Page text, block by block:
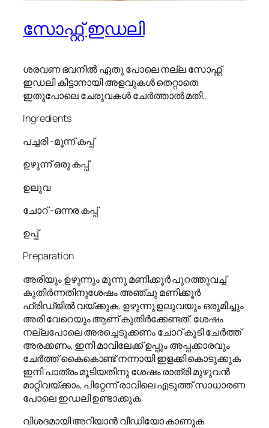
സോഫ്റ്റ് ഇഡലി
ശരവണ ഭവനിൽ ഏതു പോലെ നല്ല സോഫ്റ്റ്
ഇഡലി കിട്ടാനായി അളവുകൾ തെറ്റാതെ
ഇതുപോലെ ചേരുവകൾ ചേർത്താൽ മതി..
Ingredients
പച്ചരി -മൂന്ന് കപ്പ്
ഉഴുന്ന് ഒരു കപ്പ്
ഉലുവ
ചോറ് -ഒന്നര കപ്പ്
ഉപ്പ്
Preparation
അരിയും ഉഴുന്നും മൂന്നു മണിക്കൂർ പുറത്തുവച്ച്
കുതിർന്നതിനുശേഷം അഞ്ചു മണിക്കൂർ
ഫ്രിഡ്ജിൽ വയ്ക്കുക, ഉഴുന്നു ഉലുവയും ഒരുമിച്ചും
അരി വേറെയും ആണ് കുതിർക്കേണ്ടത്, ശേഷം
നല്ലപോലെ അരച്ചെടുക്കണം ചോറ് കൂടി ചേർത്ത്
അരക്കണം, ഇനി മാവിലേക്ക് ഉപ്പും അപ്പക്കാരവും
ചേർത്ത് കൈകൊണ്ട് നന്നായി ഇളക്കി കൊടുക്കുക
ഇനി പാത്രം മൂടിയതിനു ശേഷം രാത്രി മുഴുവൻ
മാറ്റിവയ്ക്കാം, പിറ്റേന്ന് രാവിലെ എടുത്ത് സാധാരണ
പോലെ ഇഡലി ഉണ്ടാക്കുക
വിശദമായി അറിയാൻ വീഡിയോ കാണുക